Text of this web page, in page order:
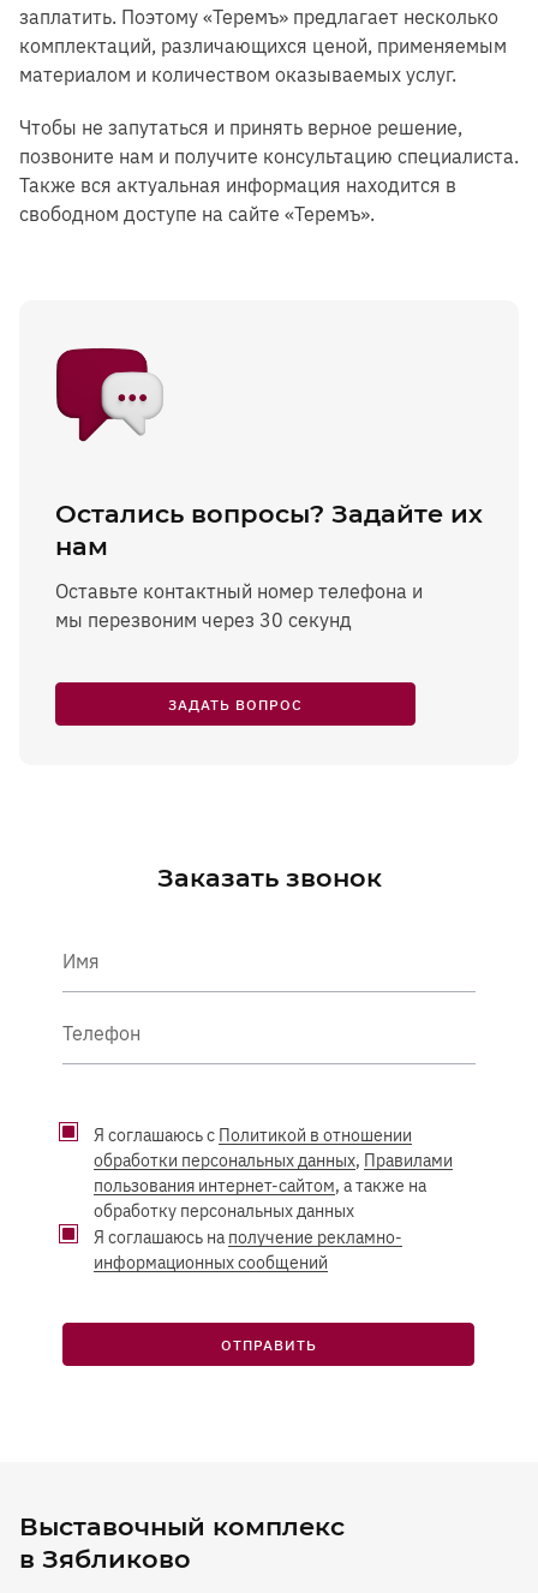
заплатить. Поэтому «Теремъ» предлагает несколько
комплектаций, различающихся ценой, применяемым
материалом и количеством оказываемых услуг.
Чтобы не запутаться и принять верное решение,
позвоните нам и получите консультацию специалиста.
Также вся актуальная информация находится в
свободном доступе на сайте «Теремъ».
Остались вопросы? Задайте их
нам
Оставьте контактный номер телефона и
мы перезвоним через 30 секунд
ЗАДАТЬ ВОПРОС
Заказать звонок
Имя
Телефон
Я соглашаюсь с Политикой в отношении
обработки персональных данных, Правилами
пользования интернет-сайтом, а также на
обработку персональных данных
Я соглашаюсь на получение рекламно-
информационных сообщений
ОТПРАВИТЬ
Выставочный комплекс
в Зябликово